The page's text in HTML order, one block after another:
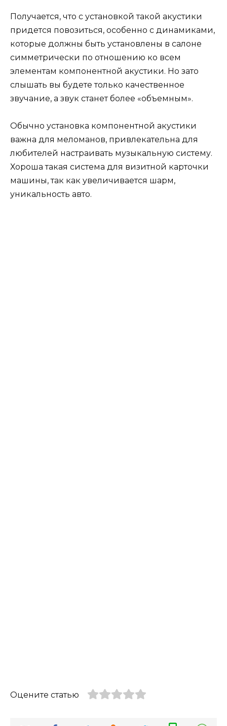
Получается, что с установкой такой акустики
придется повозиться, особенно с динамиками,
которые должны быть установлены в салоне
симметрически по отношению ко всем
элементам компонентной акустики. Но зато
слышать вы будете только качественное
звучание, а звук станет более «объемным».
Обычно установка компонентной акустики
важна для меломанов, привлекательна для
любителей настраивать музыкальную систему.
Хороша такая система для визитной карточки
машины, так как увеличивается шарм,
уникальность авто.
Оцените статью